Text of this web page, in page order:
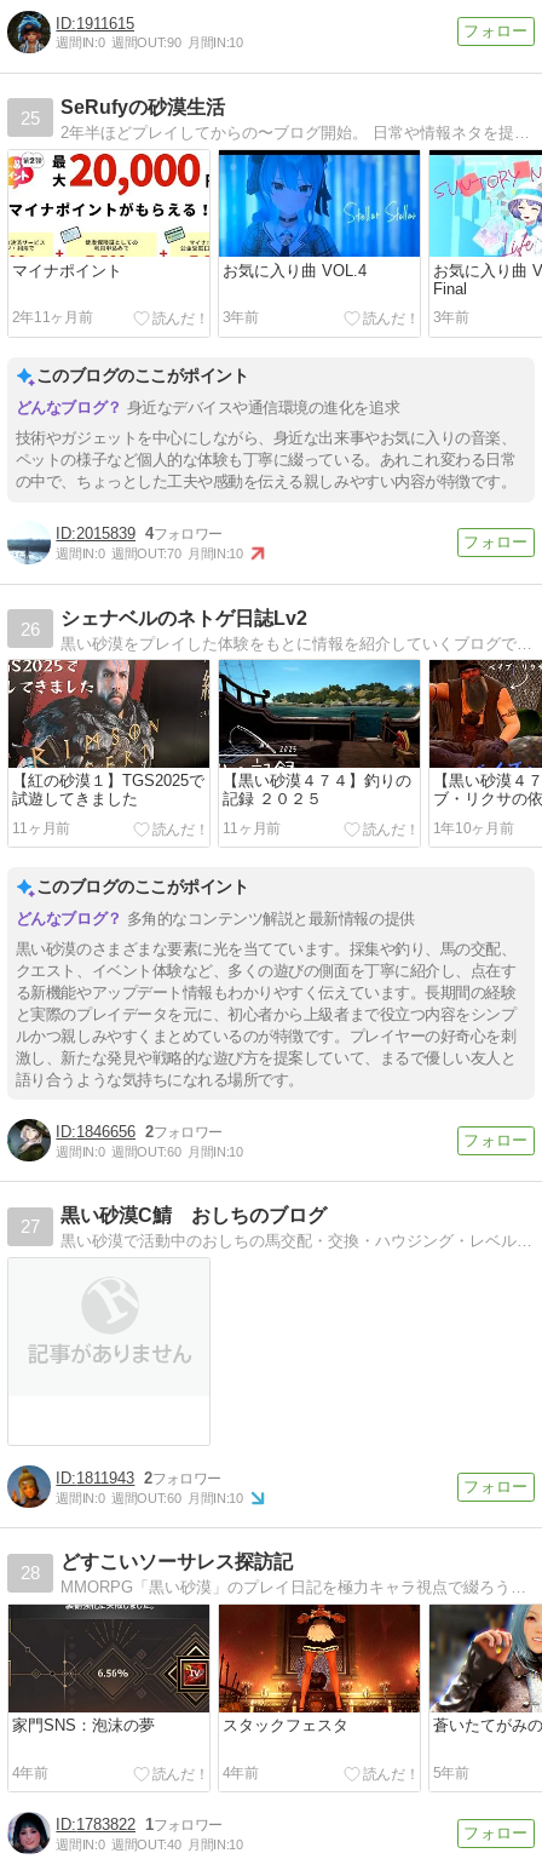
1911615
週間IN:0 週間OUT:90 月間IN:10
25
SeRufyの砂漠生活
マイナポイント
2年11ヶ月前
お気に入り曲 VOL.4
3年前
お気に入り曲
Final
3年前
このブログのここがポイント
身近なデバイスや通信環境の進化を追求
技術やガジェットを中心にしながら、身近な出来事やお気に入りの音楽、
ペットの様子など個人的な体験も丁寧に綴っている。あれこれ変わる日常
の中で、ちょっとした工夫や感動を伝える親しみやすい内容が特徴です。
2015839 4
週間IN:0 週間OUT:70 月間IN:10
26
シェナベルのネトゲ日誌Lv2
黒い砂漠をプレイした体験をもとに情報を紹介していくブログです。
【紅の砂漠１】TGS2025で
試遊してきました
11ヶ月前
【黒い砂漠４７４】釣りの
記録 ２０２５
11ヶ月前
【黒い砂漠４
ブ・リクサの
いて
1年10ヶ月前
このブログのここがポイント
多角的なコンテンツ解説と最新情報の提供
黒い砂漠のさまざまな要素に光を当てています。採集や釣り、馬の交配、
クエスト、イベント体験など、多くの遊びの側面を丁寧に紹介し、点在す
る新機能やアップデート情報もわかりやすく伝えています。長期間の経験
と実際のプレイデータを元に、初心者から上級者まで役立つ内容をシンプ
ルかつ親しみやすくまとめているのが特徴です。プレイヤーの好奇心を刺
激し、新たな発見や戦略的な遊び方を提案していて、まるで優しい友人と
語り合うような気持ちになれる場所です。
1846656 2
週間IN:0 週間OUT:60 月間IN:10
27
黒い砂漠C鯖 おしちのブログ
黒い砂漠で活動中のおしちの馬交配・交換・ハウジング・レベル上げ等ハマってることをネタに綴っていきます。
1811943 2
週間IN:0 週間OUT:60 月間IN:10
28
どすこいソーサレス探訪記
MMORPG「黒い砂漠」のプレイ日記を極力キャラ視点で綴ろうと思っているblog。
家門SNS：泡沫の夢
4年前
スタックフェスタ
4年前
蒼いたてがみ
5年前
1783822 1
週間IN:0 週間OUT:40 月間IN:10